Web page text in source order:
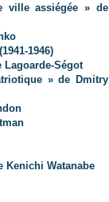
ville assiégée » de
1946)
Ségot
» de Dmitry
Kenichi Watanabe